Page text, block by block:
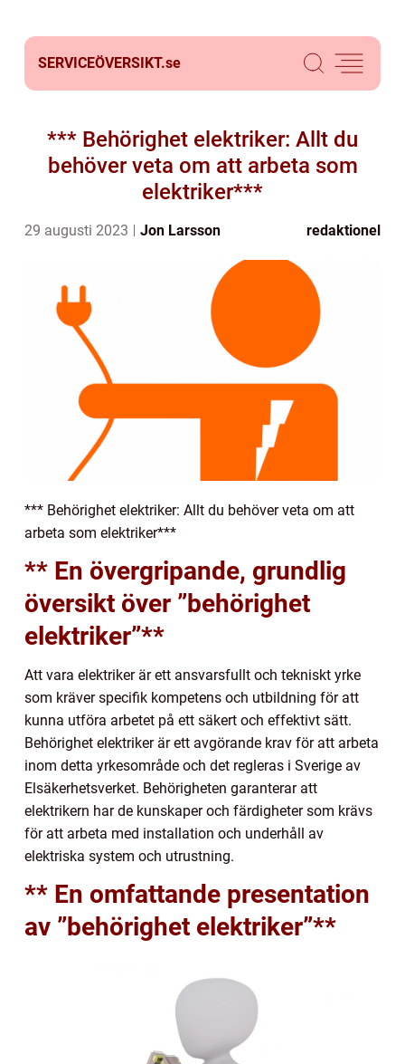
SERVICEÖVERSIKT.se
*** Behörighet elektriker: Allt du
behöver veta om att arbeta som
elektriker***
29 augusti 2023 Jon Larsson redaktionel
*** Behörighet elektriker: Allt du behöver veta om att
arbeta som elektriker***
** En övergripande, grundlig
översikt över ”behörighet
elektriker”**
Att vara elektriker är ett ansvarsfullt och tekniskt yrke
som kräver specifik kompetens och utbildning för att
kunna utföra arbetet på ett säkert och effektivt sätt.
Behörighet elektriker är ett avgörande krav för att arbeta
inom detta yrkesområde och det regleras i Sverige av
Elsäkerhetsverket. Behörigheten garanterar att
elektrikern har de kunskaper och färdigheter som krävs
för att arbeta med installation och underhåll av
elektriska system och utrustning.
** En omfattande presentation
av ”behörighet elektriker”**